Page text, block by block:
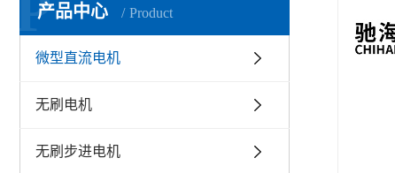
产品中心 Product
微型直流电机
无刷电机
无刷步进电机